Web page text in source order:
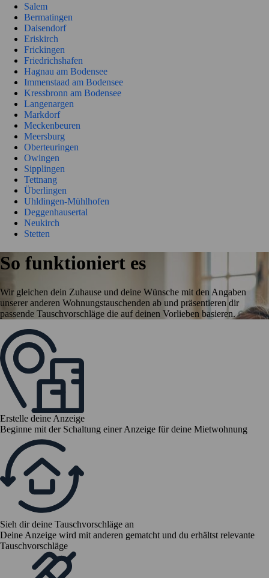
Salem
Bermatingen
Daisendorf
Eriskirch
Frickingen
Friedrichshafen
Hagnau am Bodensee
Immenstaad am Bodensee
Kressbronn am Bodensee
Langenargen
Markdorf
Meckenbeuren
Meersburg
Oberteuringen
Owingen
Sipplingen
Tettnang
Überlingen
Uhldingen-Mühlhofen
Deggenhausertal
Neukirch
Stetten
So funktioniert es
Wir gleichen dein Zuhause und deine Wünsche mit den Angaben
unserer anderen Wohnungstauschenden ab und präsentieren dir
passende Tauschvorschläge die auf deinen Vorlieben basieren.
Erstelle deine Anzeige
Beginne mit der Schaltung einer Anzeige für deine Mietwohnung
Sieh dir deine Tauschvorschläge an
Deine Anzeige wird mit anderen gematcht und du erhältst relevante
Tauschvorschläge